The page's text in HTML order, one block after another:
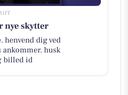
skytter
henvend dig ved
husk
billed id